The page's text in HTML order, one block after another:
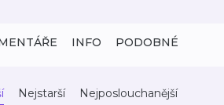
INFO PODOBNÉ
Nejstarší Nejposlouchanější